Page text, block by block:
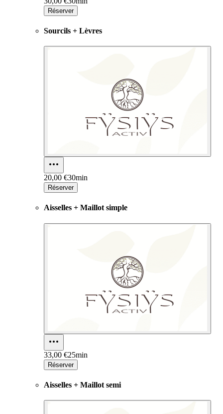
Réserver
Sourcils + Lèvres
20,00 €30min
Réserver
Aisselles + Maillot simple
33,00 €25min
Réserver
Aisselles + Maillot semi